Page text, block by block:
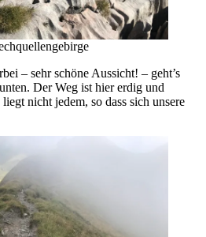
– sehr schöne Aussicht! – geht’s
Der Weg ist hier erdig und
nicht jedem, so dass sich unsere